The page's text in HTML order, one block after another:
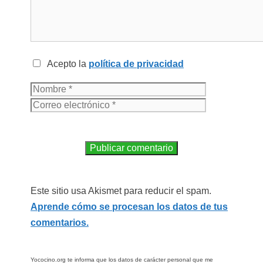
Acepto la política de privacidad
Este sitio usa Akismet para reducir el spam.
Aprende cómo se procesan los datos de tus
comentarios.
Yococino.org te informa que los datos de carácter personal que me